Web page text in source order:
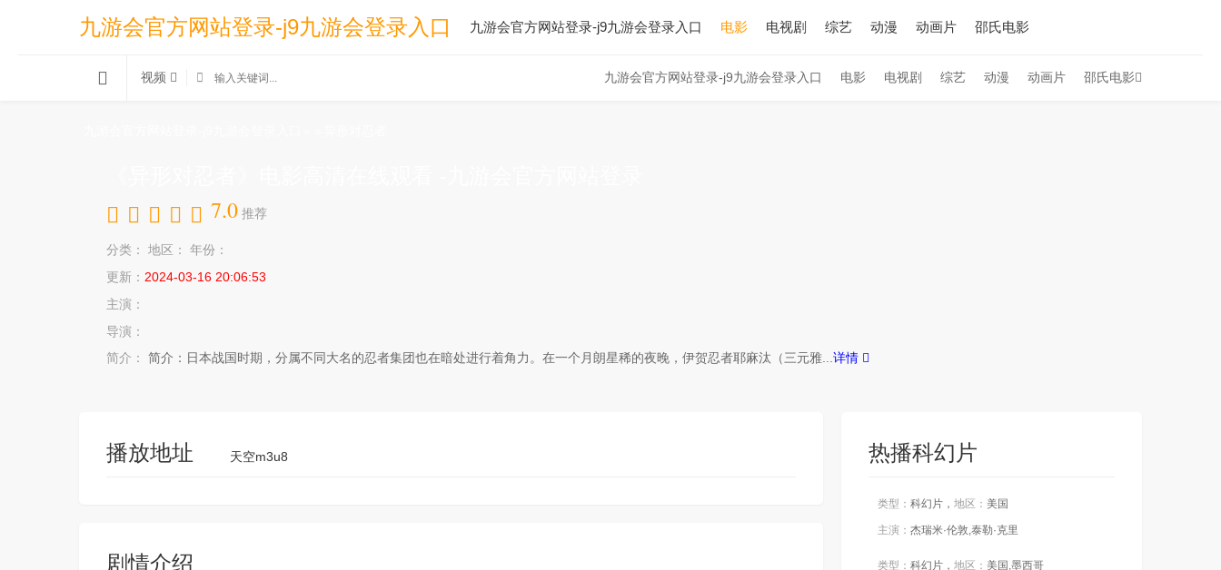
九游会官方网站登录-j9九游会登录入口 九游会官方网站登录-j9九游会登录入口 电影 电视剧 综艺 动漫 动画片 邵氏电影
九游会官方网站登录-j9九游会登录入口 电影 电视剧 综艺 动漫 动画片 邵氏电影
视频
7.0 推荐
分类： 地区：
年份：
更新： 2024-03-16 20:06:53
主演：
导演：
简介：
简介：日本战国时期，分属不同大名的忍者集团也在暗处进行着角力。在一个月朗星稀的夜晚，伊贺忍者耶麻汰（三元雅... 详情
播放地址 天空m3u8
剧情介绍
热播科幻片
类型： 科幻片， 地区： 美国
主演： 杰瑞米·伦敦,泰勒·克里
类型： 科幻片， 地区： 美国,墨西哥